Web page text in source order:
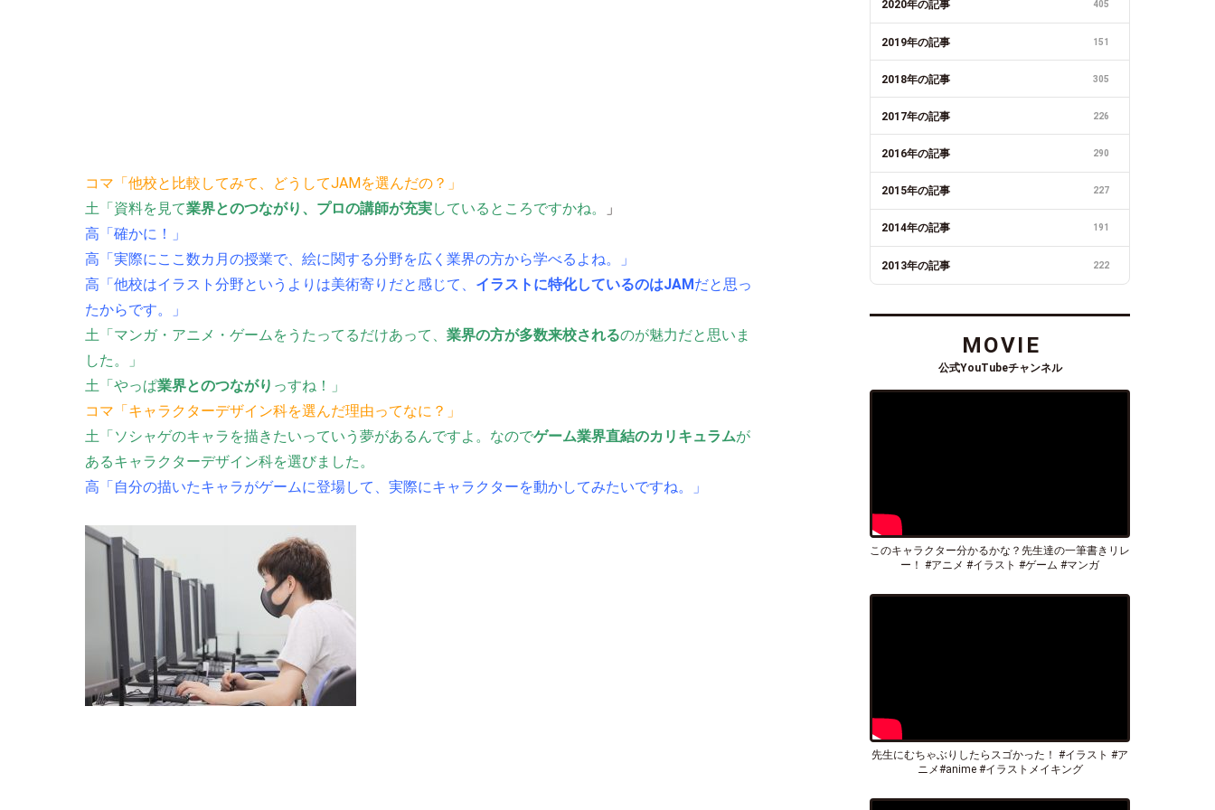
コマ「他校と比較してみて、どうしてJAMを選んだの？」
土「資料を見て業界とのつながり、プロの講師が充実しているところですかね。
」
高「確かに！」
高「実際にここ数カ月の授業で、絵に関する分野を広く業界の方から学べるよね。」
高「他校はイラスト分野というよりは美術寄りだと感じて、 イラストに特化しているのはJAMだと思っ
たからです。」
土「マンガ・アニメ・ゲームをうたってるだけあって、 業界の方が多数来校されるのが魅力だと思いま
した。」
土「やっぱ業界とのつながり っすね！」
コマ「キャラクターデザイン科を選んだ理由ってなに？」
土「ソシャゲのキャラを描きたいっていう夢があるんですよ。なのでゲーム業界直結のカリキュラムが
あるキャラクターデザイン科を選びました。
高「自分の描いたキャラがゲームに登場して、実際にキャラクターを動かしてみたいですね。」
2020年の記事 405
2019年の記事 151
2018年の記事 305
2017年の記事 226
2016年の記事 290
2015年の記事 227
2014年の記事 191
2013年の記事 222
MOVIE
公式YouTubeチャンネル
このキャラクター分かるかな？先生達の一筆書きリレ
ー！ #アニメ #イラスト #ゲーム #マンガ
先生にむちゃぶりしたらスゴかった！ #イラスト #ア
ニメ#anime #イラストメイキング